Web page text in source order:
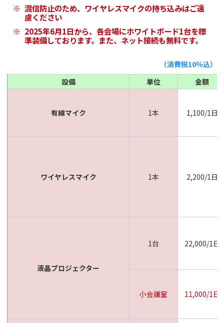
混信防止のため、ワイヤレスマイクの持ち込みはご遠
慮ください
2025年6月1日から、各会場にホワイトボード1台を標
準装備しております。また、ネット接続も無料です。
（消費税10％込）
設備
単位 金額
有線マイク 1本 1,100/1日
ワイヤレスマイク 1本 2,200/1日
液晶プロジェクター
1台 22,000/1日
小会議室 11,000/1日